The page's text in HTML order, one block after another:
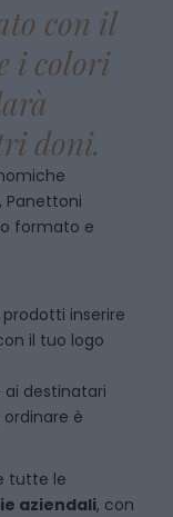
con il
i colori
doni.
Panettoni
formato e
inserire
il tuo logo
destinatari
ordinare è
tutte le
aziendali, con